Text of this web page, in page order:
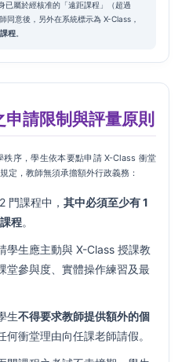
已屬於經核准的「遠距課程」（超過
同意後，另外在系統標示為 X-Class，
程
請限制與評量原則
序，學生依本要點申請 X-Class 衝堂
定，教師無須承擔額外行政義務：
門課程中， 其中必須至少有 1
程。
學生應主動與 X-Class 授課教
堂參與度、實體操作練習及最
生不得要求教師提供額外的個
何衝堂理由向任課老師請假。